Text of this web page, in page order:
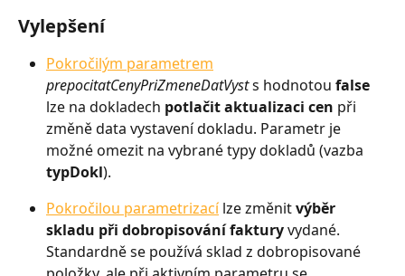
Vylepšení
Pokročilým parametrem
prepocitatCenyPriZmeneDatVyst s hodnotou false
lze na dokladech potlačit aktualizaci cen při
změně data vystavení dokladu. Parametr je
možné omezit na vybrané typy dokladů (vazba
typDokl).
Pokročilou parametrizací lze změnit výběr
skladu při dobropisování faktury vydané.
Standardně se používá sklad z dobropisované